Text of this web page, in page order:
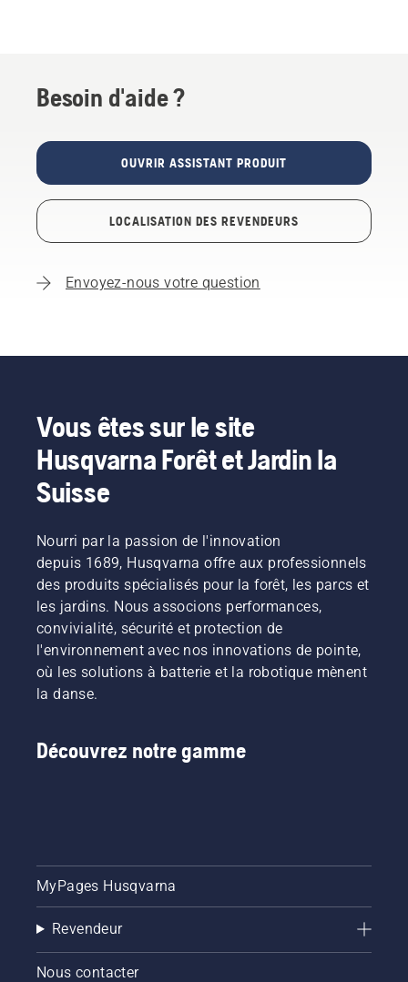
Besoin d'aide ?
OUVRIR ASSISTANT PRODUIT
LOCALISATION DES REVENDEURS
Envoyez-nous votre question
Vous êtes sur le site
Husqvarna Forêt et Jardin la
Suisse
Nourri par la passion de l'innovation
depuis 1689, Husqvarna offre aux professionnels
des produits spécialisés pour la forêt, les parcs et
les jardins. Nous associons performances,
convivialité, sécurité et protection de
l'environnement avec nos innovations de pointe,
où les solutions à batterie et la robotique mènent
la danse.
Découvrez notre gamme
MyPages Husqvarna
Revendeur
Nous contacter